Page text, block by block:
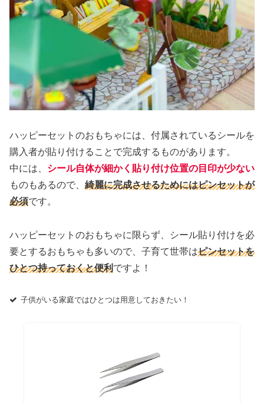
ハッピーセットのおもちゃには、付属されているシールを
購入者が貼り付けることで完成するものがあります。
中には、 シール自体が細かく貼り付け位置の目印が少ない
ものもあるので、 綺麗に完成させるためにはピンセットが
必須です。
ハッピーセットのおもちゃに限らず、シール貼り付けを必
要とするおもちゃも多いので、子育て世帯はピンセットを
ひとつ持っておくと便利ですよ！
子供がいる家庭ではひとつは用意しておきたい！